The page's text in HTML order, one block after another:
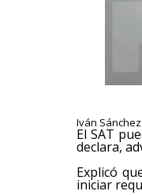
Iván
El SAT
declara,
Explicó
iniciar